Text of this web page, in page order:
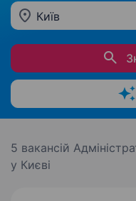
Київ
5 вакансій
у Києві